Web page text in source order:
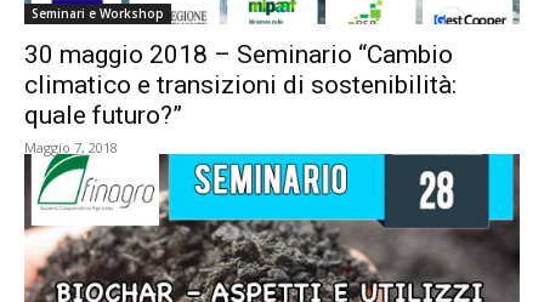
Seminari e Workshop
30 maggio 2018 – Seminario “Cambio
climatico e transizioni di sostenibilità:
quale futuro?”
Maggio 7, 2018